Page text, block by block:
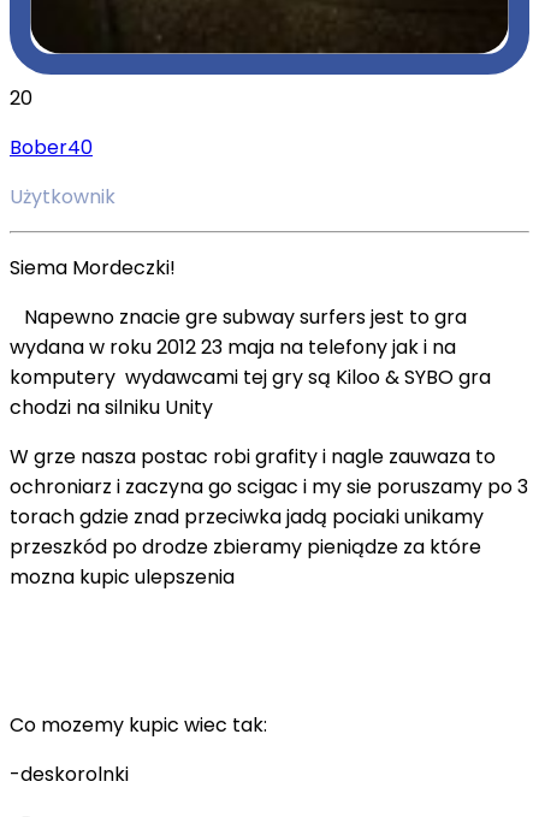
20
Bober40
Użytkownik
Siema Mordeczki!
Napewno znacie gre subway surfers jest to gra
wydana w roku 2012 23 maja na telefony jak i na
komputery wydawcami tej gry są Kiloo & SYBO gra
chodzi na silniku Unity
W grze nasza postac robi grafity i nagle zauwaza to
ochroniarz i zaczyna go scigac i my sie poruszamy po 3
torach gdzie znad przeciwka jadą pociaki unikamy
przeszkód po drodze zbieramy pieniądze za które
mozna kupic ulepszenia
Co mozemy kupic wiec tak:
-deskorolnki